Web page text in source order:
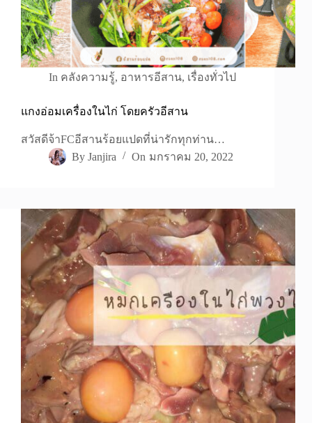
In คลังความรู้, อาหารอีสาน, เรื่องทั่วไป
แกงอ่อมเครื่องในไก่ โดยครัวอีสาน
สวัสดีจ้าFCอีสานร้อยแปดที่น่ารักทุกท่าน…
By Janjira On มกราคม 20, 2022